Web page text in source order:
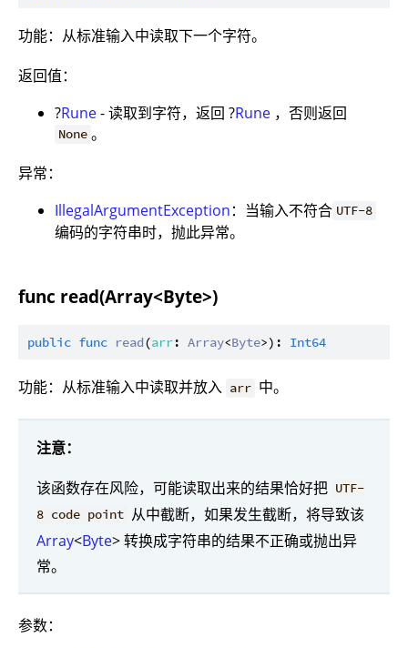
功能：从标准输入中读取下一个字符。
返回值：
?Rune- 读取到字符，返回 ?Rune ，否则返回
None 。
异常：
IllegalArgumentException：当输入不符合 UTF-8
编码的字符串时，抛此异常。
func read(Array<Byte>)
public func read(arr: Array<Byte>): Int64
功能：从标准输入中读取并放入 arr 中。
注意：
该函数存在风险，可能读取出来的结果恰好把 UTF-
8 code point 从中截断，如果发生截断，将导致该
Array<Byte> 转换成字符串的结果不正确或抛出异
常。
参数：